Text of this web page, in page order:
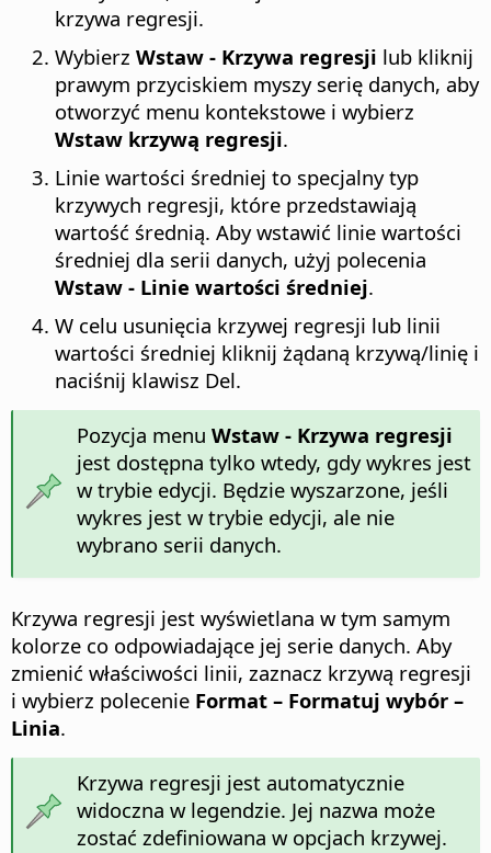
krzywa regresji.
Wybierz Wstaw - Krzywa regresji lub kliknij
prawym przyciskiem myszy serię danych, aby
otworzyć menu kontekstowe i wybierz
Wstaw krzywą regresji.
Linie wartości średniej to specjalny typ
krzywych regresji, które przedstawiają
wartość średnią. Aby wstawić linie wartości
średniej dla serii danych, użyj polecenia
Wstaw - Linie wartości średniej.
W celu usunięcia krzywej regresji lub linii
wartości średniej kliknij żądaną krzywą/linię i
naciśnij klawisz Del.
Pozycja menu Wstaw - Krzywa regresji
jest dostępna tylko wtedy, gdy wykres jest
w trybie edycji. Będzie wyszarzone, jeśli
wykres jest w trybie edycji, ale nie
wybrano serii danych.
Krzywa regresji jest wyświetlana w tym samym
kolorze co odpowiadające jej serie danych. Aby
zmienić właściwości linii, zaznacz krzywą regresji
i wybierz polecenie Format – Formatuj wybór –
Linia.
Krzywa regresji jest automatycznie
widoczna w legendzie. Jej nazwa może
zostać zdefiniowana w opcjach krzywej.